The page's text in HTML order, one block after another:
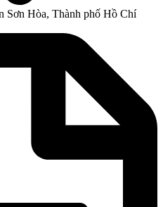
Sơn Hòa, Thành phố Hồ Chí